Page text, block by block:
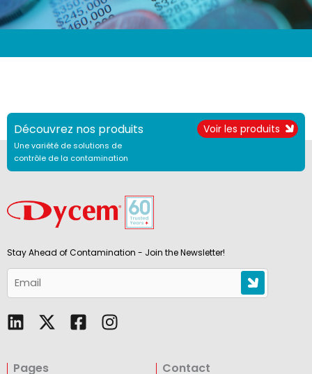
Découvrez nos produits
Une variété de solutions de
contrôle de la contamination
Voir les produits
Stay Ahead of Contamination - Join the Newsletter!
L
i
F
a
I
n
Pages Contact